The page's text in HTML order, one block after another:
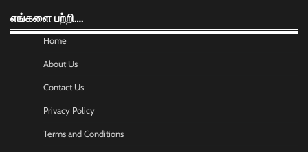
எங்களை பற்றி….
Home
About Us
Contact Us
Privacy Policy
Terms and Conditions